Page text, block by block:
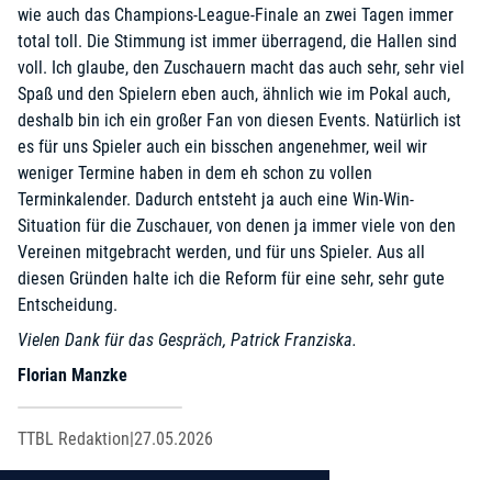
wie auch das Champions-League-Finale an zwei Tagen immer
total toll. Die Stimmung ist immer überragend, die Hallen sind
voll. Ich glaube, den Zuschauern macht das auch sehr, sehr viel
Spaß und den Spielern eben auch, ähnlich wie im Pokal auch,
deshalb bin ich ein großer Fan von diesen Events. Natürlich ist
es für uns Spieler auch ein bisschen angenehmer, weil wir
weniger Termine haben in dem eh schon zu vollen
Terminkalender. Dadurch entsteht ja auch eine Win-Win-
Situation für die Zuschauer, von denen ja immer viele von den
Vereinen mitgebracht werden, und für uns Spieler. Aus all
diesen Gründen halte ich die Reform für eine sehr, sehr gute
Entscheidung.
Vielen Dank für das Gespräch, Patrick Franziska.
Florian Manzke
TTBL Redaktion|27.05.2026